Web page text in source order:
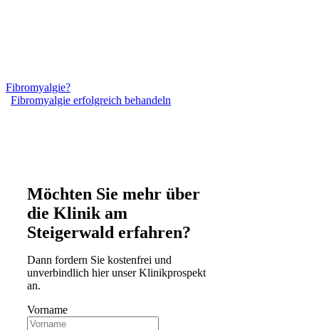
Fibromyalgie?
Fibromyalgie erfolgreich behandeln
Möchten Sie mehr über
die Klinik am
Steigerwald erfahren?
Dann fordern Sie kostenfrei und
unverbindlich hier unser Klinikprospekt
an.
Vorname